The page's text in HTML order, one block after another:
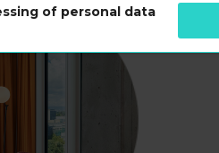
of personal data